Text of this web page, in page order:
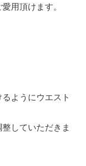
用頂けます。
ようにウエスト
していただきま